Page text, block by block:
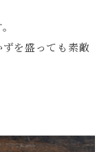
を盛っても素敵